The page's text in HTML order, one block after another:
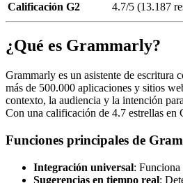
Calificación G2
4.7/5 (13.187
¿Qué es Grammarly?
Grammarly es un asistente de escritura
más de 500.000 aplicaciones y sitios
contexto, la audiencia y la intención
Con una calificación de 4.7 estrellas en
Funciones principales de
Integración universal: Funciona
Sugerencias en tiempo real: